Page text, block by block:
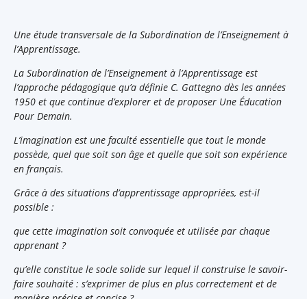
Une étude transversale de la Subordination de l’Enseignement à
l’Apprentissage.
La Subordination de l’Enseignement à l’Apprentissage est
l’approche pédagogique qu’a définie C. Gattegno dès les années
1950 et que continue d’explorer et de proposer Une Éducation
Pour Demain.
L’imagination est une faculté essentielle que tout le monde
possède, quel que soit son âge et quelle que soit son expérience
en français.
Grâce à des situations d’apprentissage appropriées, est-il
possible :
que cette imagination soit convoquée et utilisée par chaque
apprenant ?
qu’elle constitue le socle solide sur lequel il construise le savoir-
faire souhaité : s’exprimer de plus en plus correctement et de